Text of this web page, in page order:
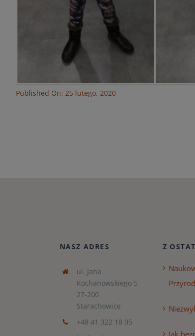
Published On: 25 lutego, 2020
NASZ ADRES
ul. Jana
Kochanowskiego 5
27-200
Starachowice
+48 41 322 18 05
Z
Jak